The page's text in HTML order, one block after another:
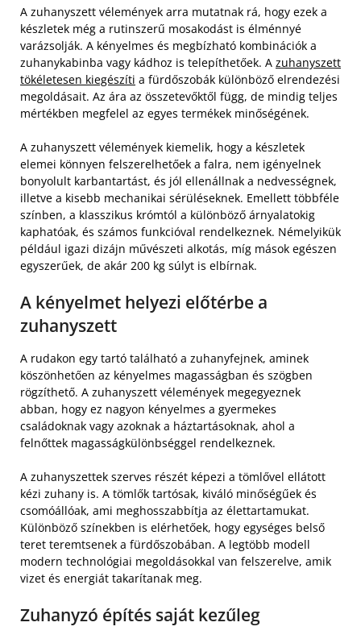
A zuhanyszett vélemények arra mutatnak rá, hogy ezek a
készletek még a rutinszerű mosakodást is élménnyé
varázsolják. A kényelmes és megbízható kombinációk a
zuhanykabinba vagy kádhoz is telepíthetőek. A zuhanyszett
tökéletesen kiegészíti a fürdőszobák különböző elrendezési
megoldásait. Az ára az összetevőktől függ, de mindig teljes
mértékben megfelel az egyes termékek minőségének.
A zuhanyszett vélemények kiemelik, hogy a készletek
elemei könnyen felszerelhetőek a falra, nem igényelnek
bonyolult karbantartást, és jól ellenállnak a nedvességnek,
illetve a kisebb mechanikai sérüléseknek. Emellett többféle
színben, a klasszikus krómtól a különböző árnyalatokig
kaphatóak, és számos funkcióval rendelkeznek. Némelyikük
például igazi dizájn művészeti alkotás, míg mások egészen
egyszerűek, de akár 200 kg súlyt is elbírnak.
A kényelmet helyezi előtérbe a
zuhanyszett
A rudakon egy tartó található a zuhanyfejnek, aminek
köszönhetően az kényelmes magasságban és szögben
rögzíthető. A zuhanyszett vélemények megegyeznek
abban, hogy ez nagyon kényelmes a gyermekes
családoknak vagy azoknak a háztartásoknak, ahol a
felnőttek magasságkülönbséggel rendelkeznek.
A zuhanyszettek szerves részét képezi a tömlővel ellátott
kézi zuhany is. A tömlők tartósak, kiváló minőségűek és
csomóállóak, ami meghosszabbítja az élettartamukat.
Különböző színekben is elérhetőek, hogy egységes belső
teret teremtsenek a fürdőszobában. A legtöbb modell
modern technológiai megoldásokkal van felszerelve, amik
vizet és energiát takarítanak meg.
Zuhanyzó építés saját kezűleg